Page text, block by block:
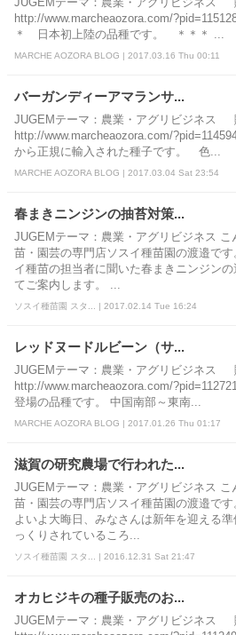
http://www.marcheaozora.com/
＊ 日本初上陸の品種です。 ＊＊＊ ...
MARCHE AOZORA BLOG | 2017.03.16 Thu 00:11
バーガンディーアマランサ...
JUGEMテーマ：農業・アグリビジネス
http://www.marcheaozora.com/
から正規に輸入された種子です。 色...
MARCHE AOZORA BLOG | 2017.03.04 Sat 23:54
春まきニンジンの抽苔対策...
JUGEMテーマ：農業・アグリビジネス こ
苗・園芸の専門店ソスイ種苗園の渡邉で
イ種苗の担当者に聞いた春まきニンジン
てご案内します。 ...
ソスイ種苗園 スタ... | 2017.02.14 Tue 16:24
レッドヌードルビーン（サ...
JUGEMテーマ：農業・アグリビジネス
http://www.marcheaozora.com/
登場の品種です。 中国南部～東南...
MARCHE AOZORA BLOG | 2017.01.26 Thu 01:17
滋賀の研究農場で行われた...
JUGEMテーマ：農業・アグリビジネス こ
苗・園芸の専門店ソスイ種苗園の渡邉で
よいよ大晦日、みなさんは新年を迎える
っくりされているころ...
ソスイ種苗園 スタ... | 2016.12.31 Sat 21:47
オカヒジキの種子販売のお...
JUGEMテーマ：農業・アグリビジネス